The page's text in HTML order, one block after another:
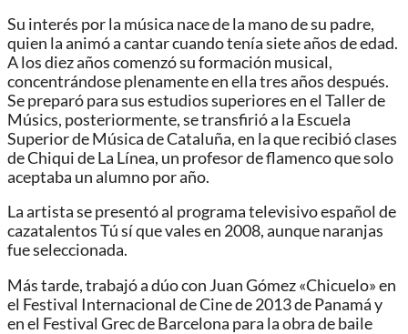
Su interés por la música nace de la mano de su padre,
quien la animó a cantar cuando tenía siete años de edad.
A los diez años comenzó su formación musical,
concentrándose plenamente en ella tres años después.
Se preparó para sus estudios superiores en el Taller de
Músics, posteriormente, se transfirió a la Escuela
Superior de Música de Cataluña, en la que recibió clases
de Chiqui de La Línea, un profesor de flamenco que solo
aceptaba un alumno por año.
La artista se presentó al programa televisivo español de
cazatalentos Tú sí que vales en 2008, aunque naranjas
fue seleccionada.
Más tarde, trabajó a dúo con Juan Gómez «Chicuelo» en
el Festival Internacional de Cine de 2013 de Panamá y
en el Festival Grec de Barcelona para la obra de baile